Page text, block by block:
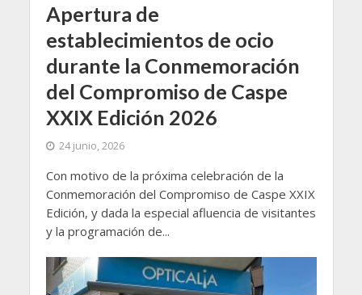
Apertura de
establecimientos de ocio
durante la Conmemoración
del Compromiso de Caspe
XXIX Edición 2026
24 junio, 2026
Con motivo de la próxima celebración de la
Conmemoración del Compromiso de Caspe XXIX
Edición, y dada la especial afluencia de visitantes
y la programación de...